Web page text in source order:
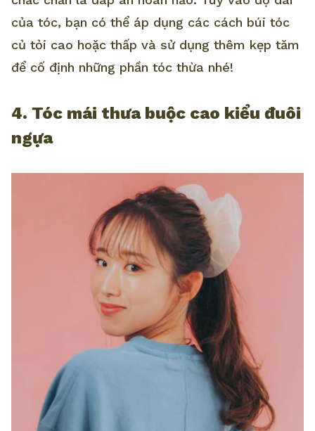
của tóc, bạn có thể áp dụng các cách búi tóc
củ tỏi cao hoặc thấp và sử dụng thêm kẹp tăm
để cố định những phần tóc thừa nhé!
4. Tóc mái thưa buộc cao kiểu đuôi
ngựa